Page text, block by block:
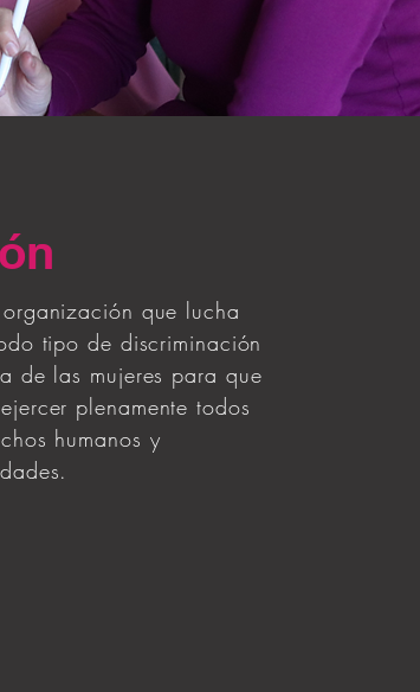
que lucha
tipo de discriminación
de las mujeres para que
plenamente todos
humanos y